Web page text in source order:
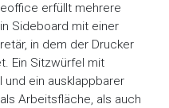
erfüllt mehrere
Sideboard mit einer
in dem der Drucker
Ein Sitzwürfel mit
und ein ausklappbarer
Arbeitsfläche, als auch